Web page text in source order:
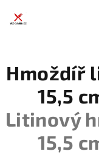
Hmoždíř
15,5
Litinový
15,5